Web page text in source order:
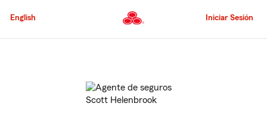
al
principal
English Iniciar Sesión